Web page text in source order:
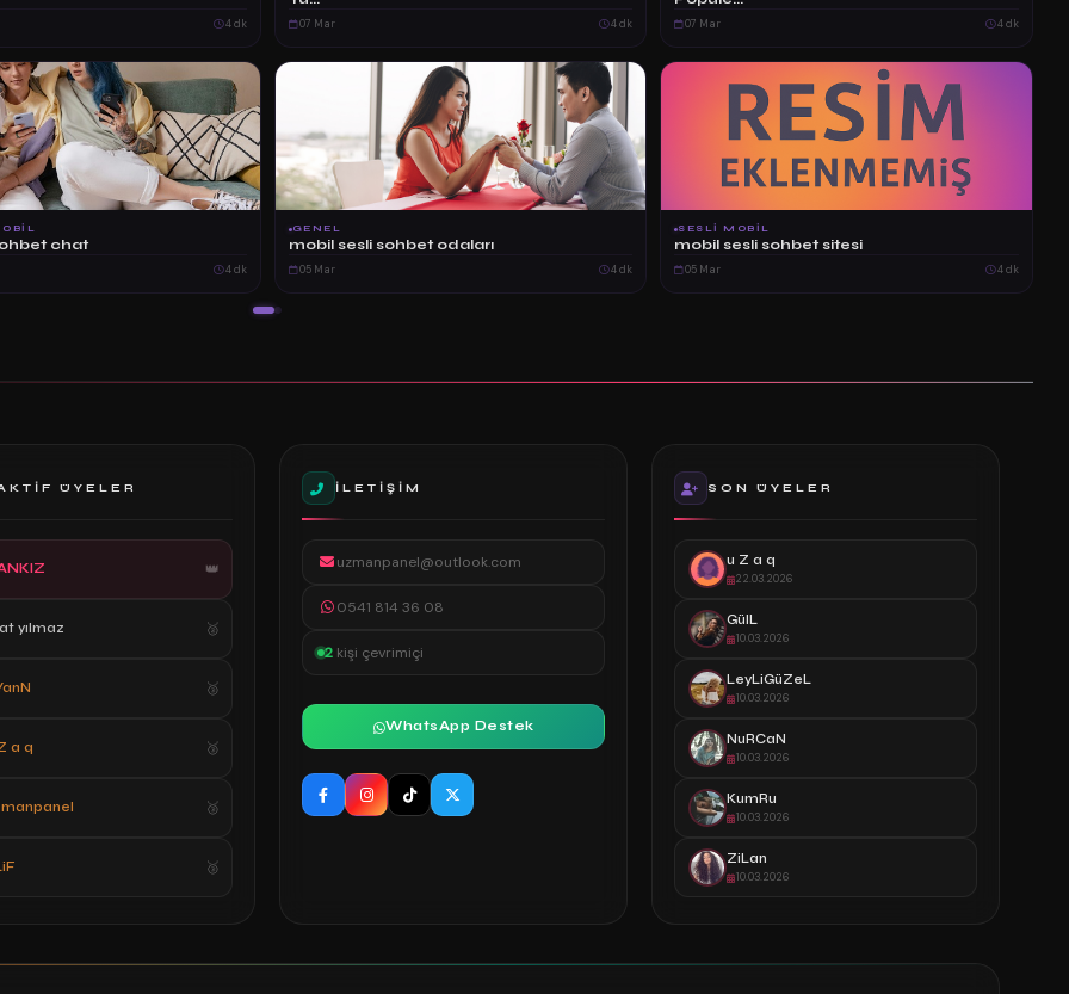
4 dk 07 Mar 4 dk 07 Mar 4 dk
chat
4 dk
GENEL
mobil sesli sohbet odaları
05 Mar 4 dk
SESLI MOBIL
mobil sesli sohbet sitesi
05 Mar 4 dk
ÜYELER
yılmaz
a q
İLETIŞIM
uzmanpanel@outlook.com
0541 814 36 08
2 kişi çevrimiçi
WhatsApp Destek
SON ÜYELER
u Z a q
22.03.2026
GülL
10.03.2026
LeyLiGüZeL
10.03.2026
NuRCaN
10.03.2026
KumRu
10.03.2026
ZiLan
10.03.2026